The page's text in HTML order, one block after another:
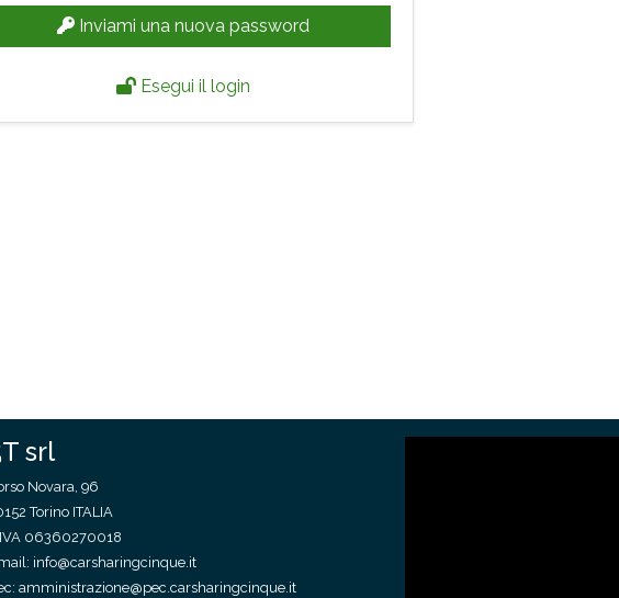
Inviami una nuova password
Esegui il login
srl
Novara, 96
Torino ITALIA
06360270018
info@carsharingcinque.it
amministrazione@pec.carsharingcinque.it